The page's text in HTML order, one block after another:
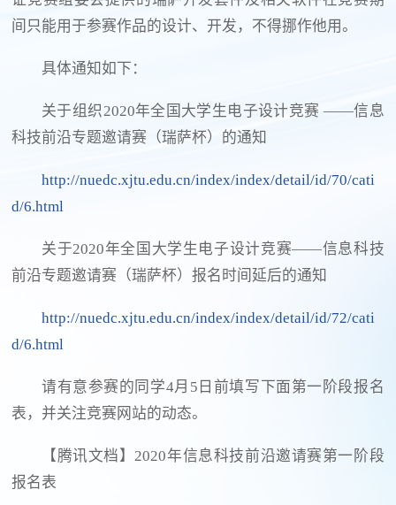
间只能用于参赛作品的设计、开发，不得挪作他用。
具体通知如下：
关于组织2020年全国大学生电子设计竞赛 ——信息
科技前沿专题邀请赛（瑞萨杯）的通知
http://nuedc.xjtu.edu.cn/index/index/detail/id/70/cati
d/6.html
关于2020年全国大学生电子设计竞赛——信息科技
前沿专题邀请赛（瑞萨杯）报名时间延后的通知
http://nuedc.xjtu.edu.cn/index/index/detail/id/72/cati
d/6.html
请有意参赛的同学4月5日前填写下面第一阶段报名
表，并关注竞赛网站的动态。
【腾讯文档】2020年信息科技前沿邀请赛第一阶段
报名表